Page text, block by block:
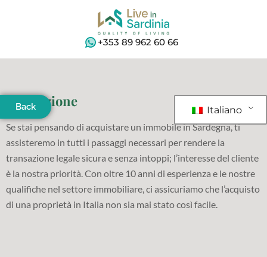
+353 89 962 60 66
Back Italiano
Descrizione
Se stai pensando di acquistare un immobile in Sardegna, ti
assisteremo in tutti i passaggi necessari per rendere la
transazione legale sicura e senza intoppi; l’interesse del cliente
è la nostra priorità. Con oltre 10 anni di esperienza e le nostre
qualifiche nel settore immobiliare, ci assicuriamo che l’acquisto
di una proprietà in Italia non sia mai stato così facile.